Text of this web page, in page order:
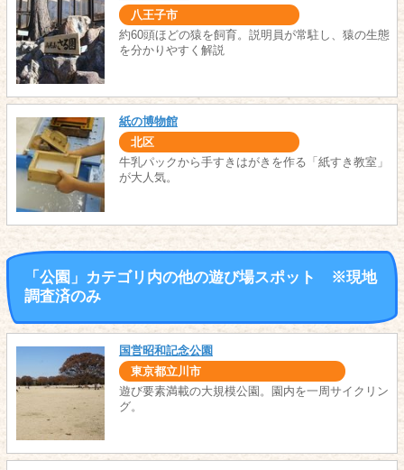
八王子市
約60頭ほどの猿を飼育。説明員が常駐し、猿の生態
を分かりやすく解説
紙の博物館
北区
牛乳パックから手すきはがきを作る「紙すき教室」
が大人気。
「公園」カテゴリ内の他の遊び場スポット ※現地
調査済のみ
国営昭和記念公園
東京都立川市
遊び要素満載の大規模公園。園内を一周サイクリン
グ。